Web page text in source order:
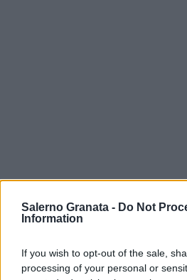
Salerno Granata - Do Not
Information
If you wish to opt-out of the sale,
processing of your personal or